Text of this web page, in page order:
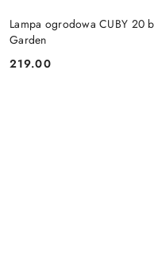
Lampa ogrodowa CUBY 20
Garden
Cena:
219.00